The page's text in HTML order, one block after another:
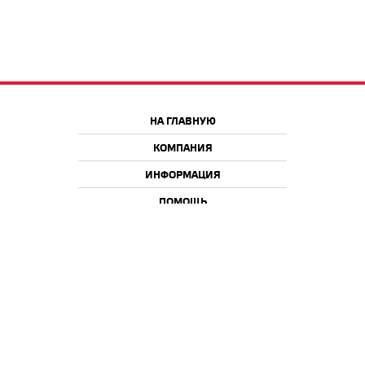
НА ГЛАВНУЮ
КОМПАНИЯ
ИНФОРМАЦИЯ
ПОМОЩЬ